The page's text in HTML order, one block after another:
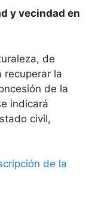
y vecindad en
de
recuperar la
de la
indicará
civil,
de la